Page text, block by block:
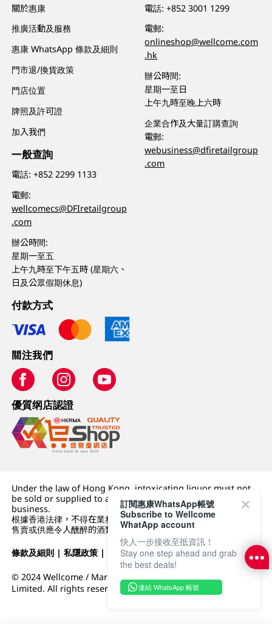
關於惠康
推廣活動及服務
惠康 WhatsApp 條款及細則
門市退/換貨政策
門店位置
牌照及許可證
加入我們
一般查詢
電話:+852 2299 1133
電郵:
wellcomecs@DFIretailgroup
.com
辦公時間:
星期一至五
上午九時至下午五時 (星期六、
日及公眾假期休息)
電話:+852 3001 1299
電郵:
onlineshop@wellcome.com
.hk
辦公時間:
星期一至日
上午九時至晚上六時
企業合作及大量訂購查詢
電郵:
webusiness@dfiretailgroup
.com
付款方式
關注我們
優質纲店認證
Under the law of Hong Kong, intoxicating liquor must not
be sold or supplied to a minor (under 18) in the course of
business.
根據香港法律，不得在業務過程中，向未成年人 (18 歲以下人士)
售賣或供應令人醺醉的酒類。
條款及細則 |私隱政策 | DFI零售集團
© 2024 Wellcome / Market Place. The Dairy Farm Company
Limited. All rights reserved.
訂閱惠康WhatsApp帳號
Subscribe to Wellcome
WhatApp account
快人一步接收至抵資訊！
Stay one step ahead and grab
the best deals!
連結 WhatsApp 帳號